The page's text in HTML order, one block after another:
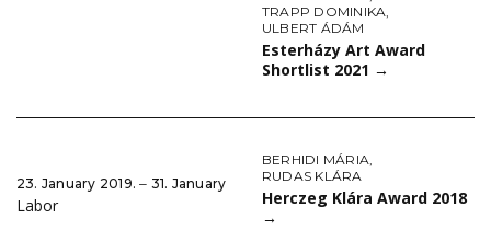
TRAPP DOMINIKA,
ULBERT ÁDÁM
Esterházy Art Award
Shortlist 2021 →
23. January 2019. ‒ 31. January
Labor
BERHIDI MÁRIA,
RUDAS KLÁRA
Herczeg Klára Award 2018
→